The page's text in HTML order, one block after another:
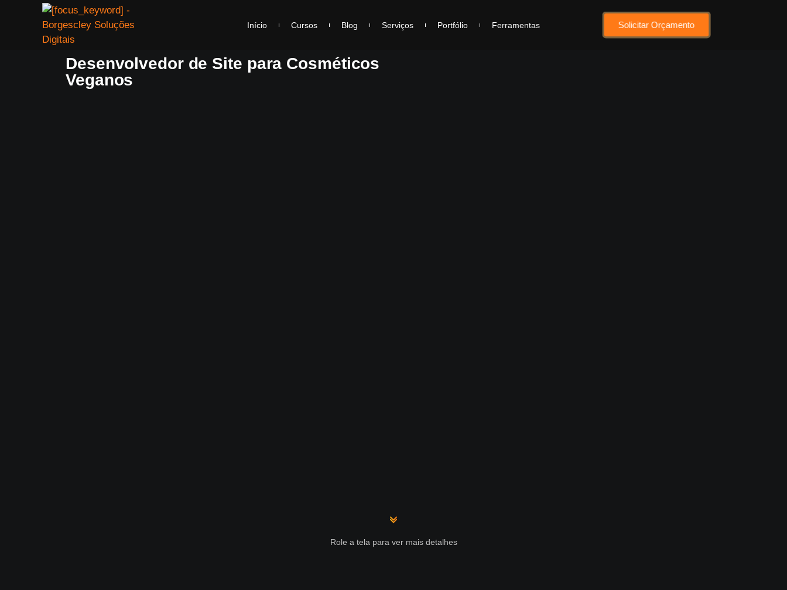
Início Cursos Blog Serviços Portfólio Ferramentas Solicitar Orçamento
Desenvolvedor de Site para Cosméticos
Veganos
Role a tela para ver mais detalhes